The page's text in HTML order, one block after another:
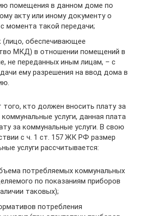
помещения в данном доме по
акту или иному документу о
момента такой передачи;
(лицо, обеспечивающее
МКД) в отношении помещений в
не переданных иным лицам, – с
ему разрешения на ввод дома в
того, кто должен вносить плату за
услуги, данная плата
за коммунальные услуги. В свою
с ч. 1 ст. 157 ЖК РФ размер
услуги рассчитывается:
потребляемых коммунальных
по показаниям приборов
таковых);
потребления